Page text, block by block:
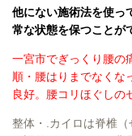
他にない施術法を使っ
常な状態を保つことが
一宮市でぎっくり腰の
順・腰はりまでなくな
良好。腰コリほぐしの
整体・.カイロは脊椎